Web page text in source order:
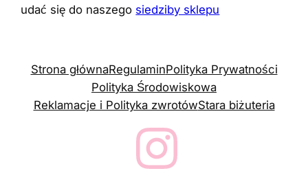
udać się do naszego siedziby sklepu
Strona głównaRegulaminPolityka Prywatności
Polityka Środowiskowa
Reklamacje i Polityka zwrotówStara biżuteria